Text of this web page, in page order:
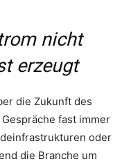
nicht
erzeugt
die Zukunft des
fast immer
oder
die Branche um